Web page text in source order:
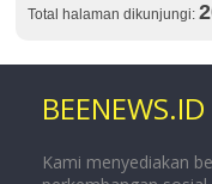
Total halaman dikunjungi:
BEENEWS.ID
Kami menyediakan